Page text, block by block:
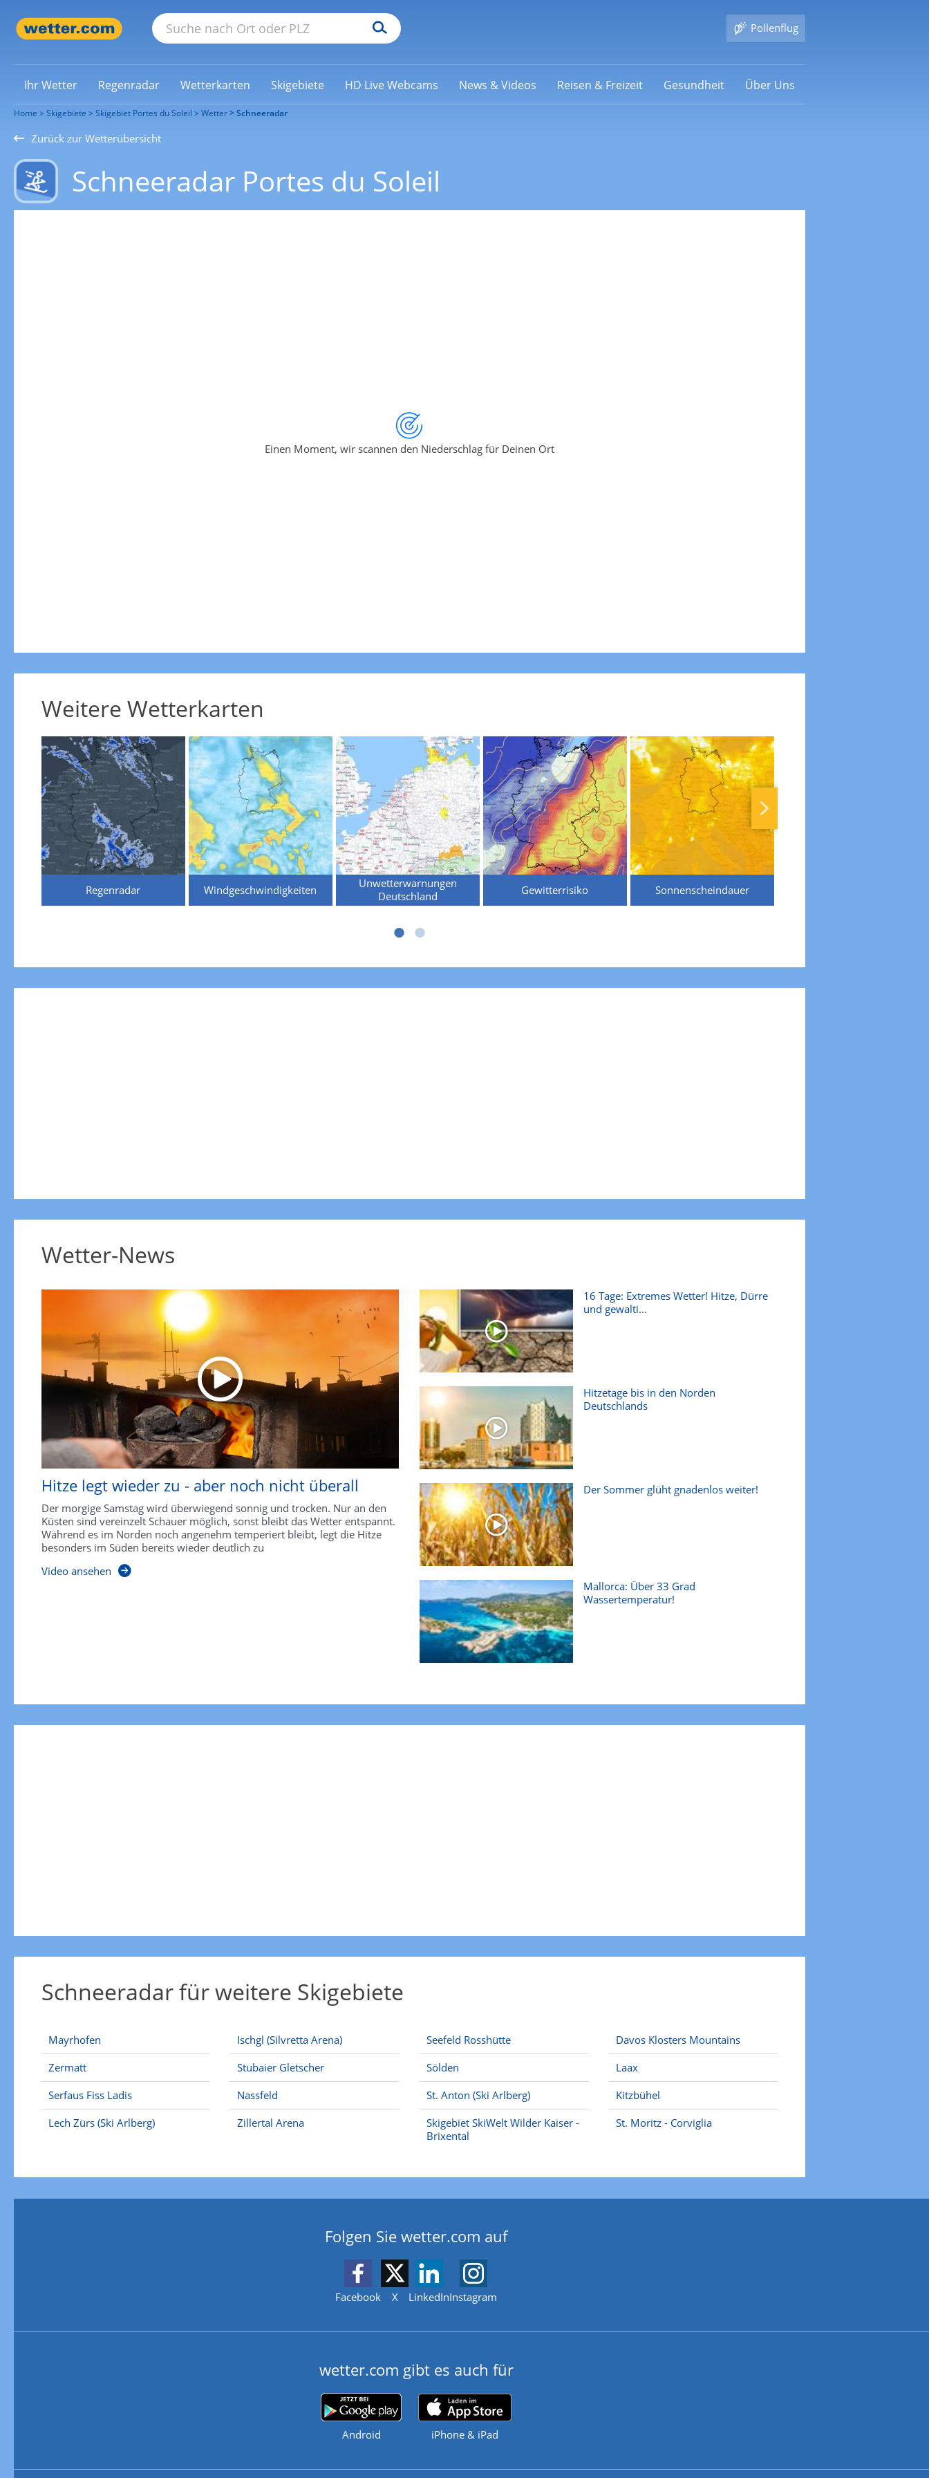
Pollenflug
Ihr Wetter Regenradar Wetterkarten Skigebiete HD Live Webcams News & Videos Reisen & Freizeit Gesundheit Über Uns
Home Skigebiete Skigebiet Portes du Soleil Wetter Schneeradar
Zurück zur Wetterübersicht
Schneeradar Portes du Soleil
Einen Moment, wir scannen den Niederschlag für Deinen Ort
Weitere Wetterkarten
Regenradar Windgeschwindigkeiten
Unwetterwarnungen
Deutschland
Gewitterrisiko Sonnenscheindauer
Wetter-News
Hitze legt wieder zu - aber noch nicht überall
Der morgige Samstag wird überwiegend sonnig und trocken. Nur an den
Küsten sind vereinzelt Schauer möglich, sonst bleibt das Wetter entspannt.
Während es im Norden noch angenehm temperiert bleibt, legt die Hitze
besonders im Süden bereits wieder deutlich zu
Video ansehen
16 Tage: Extremes Wetter! Hitze, Dürre
und gewalti...
Hitzetage bis in den Norden
Deutschlands
Der Sommer glüht gnadenlos weiter!
Mallorca: Über 33 Grad
Wassertemperatur!
Schneeradar für weitere Skigebiete
Mayrhofen
Zermatt
Serfaus Fiss Ladis
Lech Zürs (Ski Arlberg)
Ischgl (Silvretta Arena)
Stubaier Gletscher
Nassfeld
Zillertal Arena
Seefeld Rosshütte
Sölden
St. Anton (Ski Arlberg)
Skigebiet SkiWelt Wilder Kaiser -
Brixental
Davos Klosters Mountains
Laax
Kitzbühel
St. Moritz - Corviglia
Folgen Sie wetter.com auf
Facebook X LinkedInInstagram
wetter.com gibt es auch für
Android iPhone & iPad